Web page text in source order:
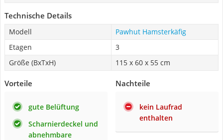
Technische Details
Modell
Pawhut Hamsterkäfig
Etagen
3
Größe (BxTxH)
115 x 60 x 55 cm
Vorteile
gute Belüftung
Scharnierdeckel und
abnehmbare
Nachteile
kein Laufrad
enthalten